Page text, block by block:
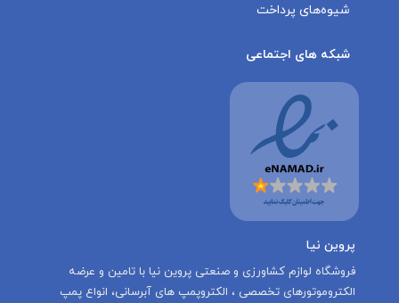
شیوه‌های پرداخت
شبکه های اجتماعی
پروین نیا
‌فروشگاه لوازم کشاورزی و صنعتی پروین نیا با تامين و عرضه
الكتروموتورهاى تخصصى ، الكتروپمپ هاى آبرسانى، انواع پمپ